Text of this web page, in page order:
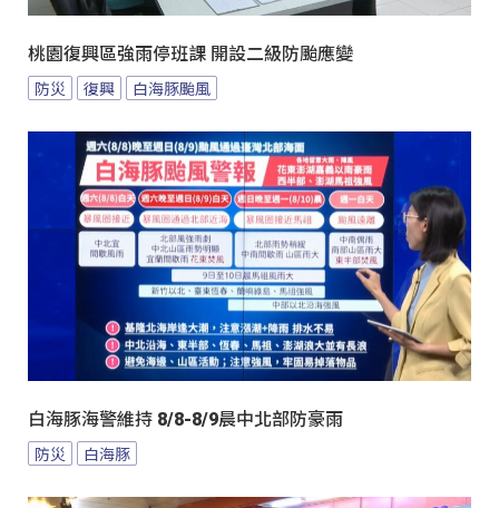
桃園復興區強雨停班課 開設二級防颱應變
防災 復興 白海豚颱風
白海豚海警維持 8/8-8/9晨中北部防豪雨
防災 白海豚